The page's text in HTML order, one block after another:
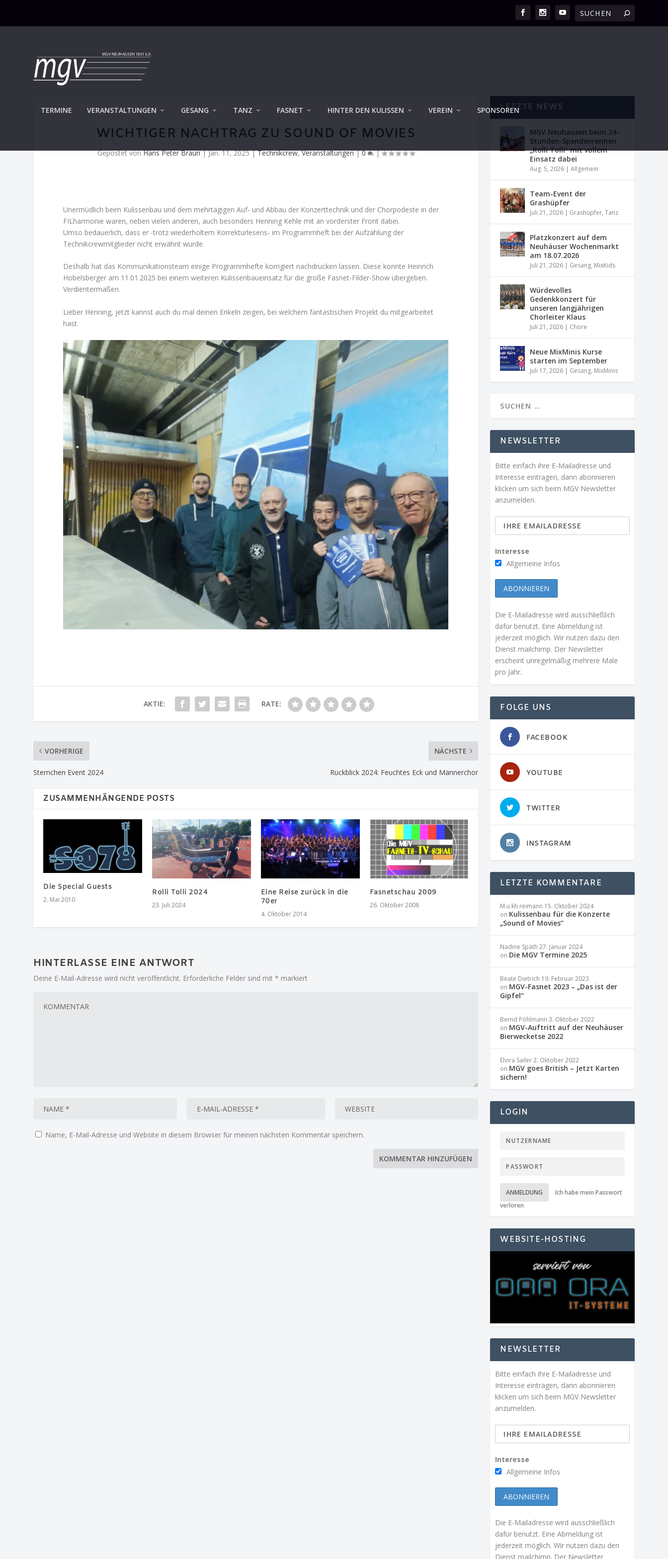
TERMINE VERANSTALTUNGEN GESANG TANZ FASNET HINTER DEN KULISSEN VEREIN SPONSOREN
WICHTIGER NACHTRAG ZU SOUND OF MOVIES
Gepostet vonHans Peter Braun|Jan. 11, 2025|Technikcrew,Veranstaltungen|0 |
Unermüdlich beim Kulissenbau und dem mehrtägigen Auf- und Abbau der Konzerttechnik und der Chorpodeste in der
FILharmonie waren, neben vielen anderen, auch besonders Henning Kehle mit an vorderster Front dabei.
Umso bedauerlich, dass er -trotz wiederholtem Korrekturlesens- im Programmheft bei der Aufzählung der
Technikcrewmitglieder nicht erwähnt wurde.
Deshalb hat das Kommunikationsteam einige Programmhefte korrigiert nachdrucken lassen. Diese konnte Heinrich
Hobelsberger am 11.01.2025 bei einem weiteren Kulissenbaueinsatz für die große Fasnet-Filder-Show übergeben.
Verdientermaßen.
Lieber Henning, jetzt kannst auch du mal deinen Enkeln zeigen, bei welchem fantastischen Projekt du mitgearbeitet
hast.
AKTIE: RATE:
VORHERIGE
Sternchen Event 2024
NÄCHSTE
Rückblick 2024: Feuchtes Eck und Männerchor
ZUSAMMENHÄNGENDE POSTS
Die Special Guests
2. Mai 2010
Rolli Tolli 2024
23. Juli 2024
Eine Reise zurück in die
70er
4. Oktober 2014
Fasnetschau 2009
26. Oktober 2008
HINTERLASSE EINE ANTWORT
Deine E-Mail-Adresse wird nicht veröffentlicht. Erforderliche Felder sind mit* markiert
Name, E-Mail-Adresse und Website in diesem Browser für meinen nächsten Kommentar speichern.
LETZTE NEWS
MGV Neuhausen beim 24-
Stunden-Spendenrennen
„Rolli Tolli“ mit vollem
Einsatz dabei
Aug. 5, 2026 |Allgemein
Team-Event der
Grashüpfer
Juli 21, 2026 | Grashüpfer,Tanz
Platzkonzert auf dem
Neuhäuser Wochenmarkt
am 18.07.2026
Juli 21, 2026 | Gesang, MixKids
Würdevolles
Gedenkkonzert für
unseren langjährigen
Chorleiter Klaus
Juli 21, 2026 | Chöre
Neue MixMinis Kurse
starten im September
Juli 17, 2026 | Gesang, MixMinis
NEWSLETTER
Bitte einfach ihre E-Mailadresse und
Interesse eintragen, dann abonnieren
klicken um sich beim MGV Newsletter
anzumelden.
Interesse
Allgemeine Infos
Die E-Mailadresse wird ausschließlich
dafür benutzt. Eine Abmeldung ist
jederzeit möglich. Wir nutzen dazu den
Dienst mailchimp. Der Newsletter
erscheint unregelmäßig mehrere Male
pro Jahr.
FOLGE UNS
FACEBOOK
YOUTUBE
TWITTER
INSTAGRAM
LETZTE KOMMENTARE
M.u.kh reimann 15. Oktober 2024
on Kulissenbau für die Konzerte
„Sound of Movies“
Nadine Späth 27. Januar 2024
on Die MGV Termine 2025
Beate Dietrich 19. Februar 2023
on MGV-Fasnet 2023 – „Das ist der
Gipfel“
Bernd Pöhlmann 3. Oktober 2022
on MGV-Auftritt auf der Neuhäuser
Bierwecketse 2022
Elvira Sailer2. Oktober 2022
on MGV goes British – Jetzt Karten
sichern!
LOGIN
ANMELDUNG
Ich habe mein Passwort
verloren
WEBSITE-HOSTING
NEWSLETTER
Bitte einfach ihre E-Mailadresse und
Interesse eintragen, dann abonnieren
klicken um sich beim MGV Newsletter
anzumelden.
Interesse
Allgemeine Infos
Die E-Mailadresse wird ausschließlich
dafür benutzt. Eine Abmeldung ist
jederzeit möglich. Wir nutzen dazu den
Dienst mailchimp. Der Newsletter